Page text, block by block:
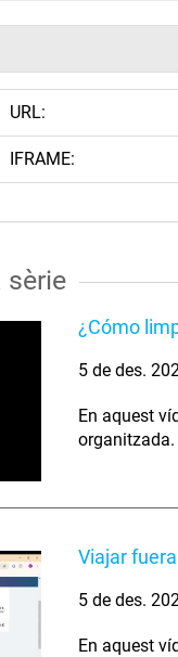
URL:
IFRAME:
sèrie
¿Cómo
5 de des.
En aquest
organitzada.
Viajar
5 de des.
En aquest